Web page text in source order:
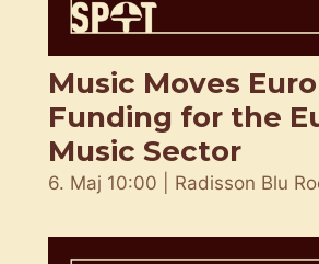
Music Moves
Funding for the
Music Sector
6. Maj 10:00 | Radisson Blu